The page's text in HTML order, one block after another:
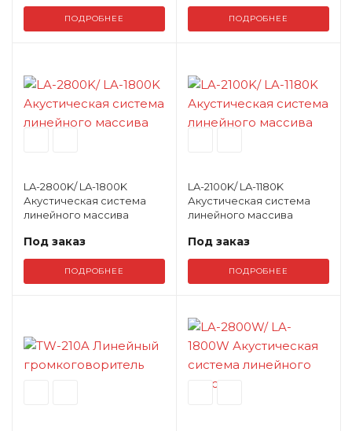
ПОДРОБНЕЕ ПОДРОБНЕЕ
LA-2800K/ LA-1800K
Акустическая система
линейного массива
Под заказ
ПОДРОБНЕЕ
LA-2100K/ LA-1180K
Акустическая система
линейного массива
Под заказ
ПОДРОБНЕЕ